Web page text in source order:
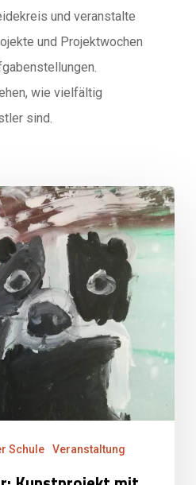
und veranstalte
und Projektwochen
wie vielfältig
sind.
Schule Veranstaltung